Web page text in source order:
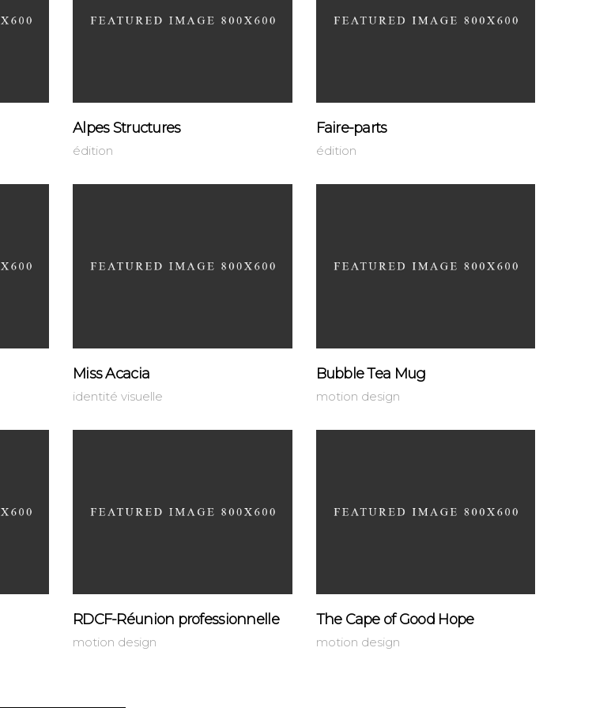
Alpes Structures
édition
Faire-parts
édition
Miss Acacia
identité visuelle
Bubble Tea Mug
motion design
RDCF-Réunion professionnelle
motion design
The Cape of Good Hope
motion design